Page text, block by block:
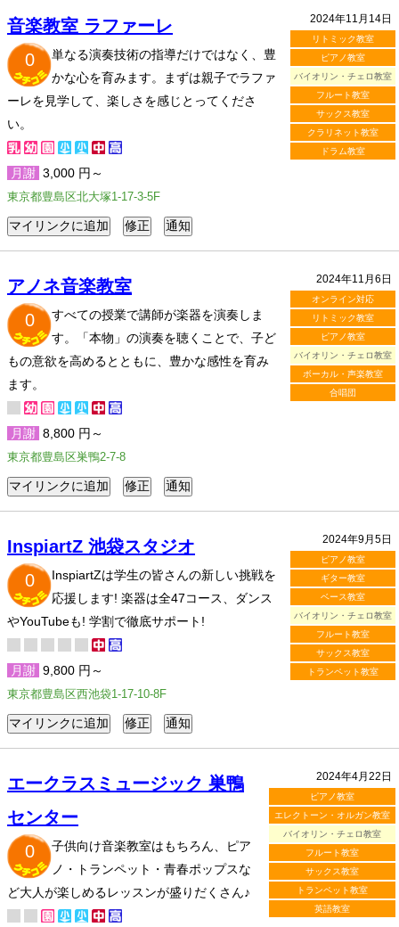
2024年11月14日
リトミック教室
ピアノ教室
バイオリン・チェロ教室
フルート教室
サックス教室
クラリネット教室
ドラム教室
音楽教室 ラファーレ
0
単なる演奏技術の指導だけではなく、豊
かな心を育みます。まずは親子でラファ
ーレを見学して、楽しさを感じとってくださ
い。
月謝 3,000 円～
東京都豊島区北大塚1-17-3-5F
2024年11月6日
オンライン対応
リトミック教室
ピアノ教室
バイオリン・チェロ教室
ボーカル・声楽教室
合唱団
アノネ音楽教室
0
すべての授業で講師が楽器を演奏しま
す。「本物」の演奏を聴くことで、子ど
もの意欲を高めるとともに、豊かな感性を育み
ます。
月謝 8,800 円～
東京都豊島区巣鴨2-7-8
2024年9月5日
ピアノ教室
ギター教室
ベース教室
バイオリン・チェロ教室
フルート教室
サックス教室
トランペット教室
InspiartZ 池袋スタジオ
0
InspiartZは学生の皆さんの新しい挑戦を
応援します! 楽器は全47コース、ダンス
やYouTubeも! 学割で徹底サポート!
月謝 9,800 円～
東京都豊島区西池袋1-17-10-8F
2024年4月22日
ピアノ教室
エレクトーン・オルガン教室
バイオリン・チェロ教室
フルート教室
サックス教室
トランペット教室
英語教室
エークラスミュージック 巣鴨
センター
0
子供向け音楽教室はもちろん、ピア
ノ・トランペット・青春ポップスな
ど大人が楽しめるレッスンが盛りだくさん♪